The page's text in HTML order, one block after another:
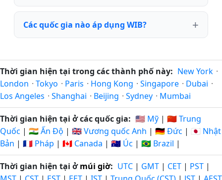
Các quốc gia nào áp dụng WIB?
Thời gian hiện tại trong các thành phố này: New York ·
London · Tokyo · Paris · Hong Kong · Singapore · Dubai ·
Los Angeles · Shanghai · Beijing · Sydney · Mumbai
Thời gian hiện tại ở các quốc gia: 🇺🇸 Mỹ | 🇨🇳 Trung
Quốc | 🇮🇳 Ấn Độ | 🇬🇧 Vương quốc Anh | 🇩🇪 Đức | 🇯🇵 Nhật
Bản | 🇫🇷 Pháp | 🇨🇦 Canada | 🇦🇺 Úc | 🇧🇷 Brazil |
Thời gian hiện tại ởmúi giờ: UTC | GMT | CET | PST |